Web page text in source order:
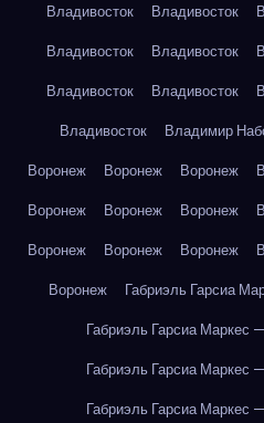
Владивосток
Владивосток
Владивосток
Владивосток
Владивосток
Владивосток
Владивосток
Владимир
Воронеж
Воронеж Воронеж
Воронеж
Воронеж Воронеж
Воронеж
Воронеж Воронеж
Воронеж
Габриэль Гарсиа
Габриэль Гарсиа Маркес
Габриэль Гарсиа Маркес
Габриэль Гарсиа Маркес